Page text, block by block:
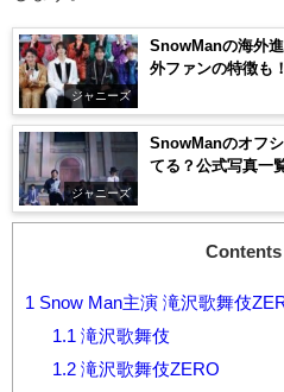
ジャニーズ
SnowManの海外
外ファンの特徴も！
ジャニーズ
SnowManのオフ
てる？公式写真一
Contents
1 Snow Man主演 滝沢歌舞伎
1.1 滝沢歌舞伎
1.2滝沢歌舞伎ZERO